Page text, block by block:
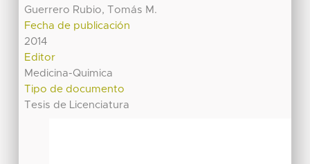
Guerrero Rubio, Tomás M.
Fecha de publicación
2014
Editor
Medicina-Quimica
Tipo de documento
Tesis de Licenciatura